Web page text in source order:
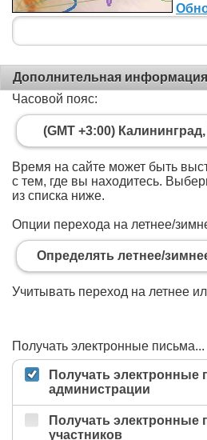
Дополнительная информация
Часовой пояс:
(GMT +3:00)
Время на сайте может быть
с тем, где вы находитесь.
из списка ниже.
Опции перехода на летнее/
Учитывать переход на летнее
Получать электронные письма...
Получать электронные
администрации
Получать электронные
участников